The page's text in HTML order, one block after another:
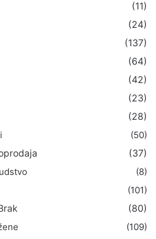
(11)
(24)
(137)
(64)
(42)
(23)
(28)
(50)
(37)
(8)
(101)
(80)
(109)